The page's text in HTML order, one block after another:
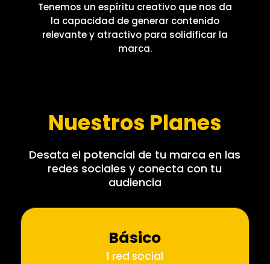
Tenemos un espíritu creativo que nos da
la capacidad de generar contenido
relevante y atractivo para solidificar la
marca.
Nuestros Planes
Desata el potencial de tu marca en las
redes sociales y conecta con tu
audiencia
Básico
1 red social